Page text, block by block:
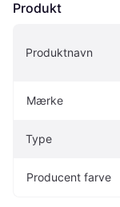
Produkt
Produktnavn
Mærke
Type
Producent farve